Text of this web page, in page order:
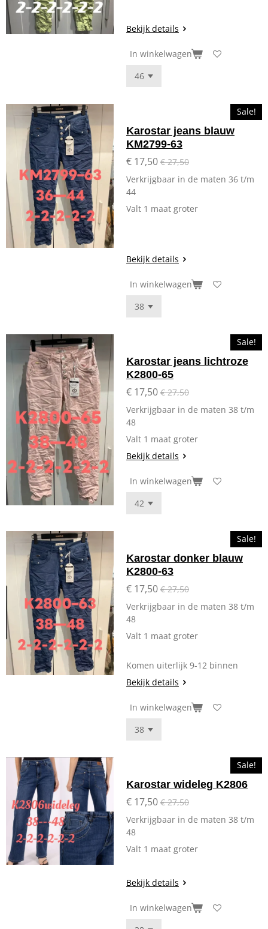
Bekijk details
In winkelwagen
Sale!
Karostar jeans blauw
KM2799-63
€ 17,50 € 27,50
Verkrijgbaar in de maten 36 t/m
44
Valt 1 maat groter
Bekijk details
In winkelwagen
Sale!
Karostar jeans lichtroze
K2800-65
€ 17,50 € 27,50
Verkrijgbaar in de maten 38 t/m
48
Valt 1 maat groter
Bekijk details
In winkelwagen
Sale!
Karostar donker blauw
K2800-63
€ 17,50 € 27,50
Verkrijgbaar in de maten 38 t/m
48
Valt 1 maat groter
Komen uiterlijk 9-12 binnen
Bekijk details
In winkelwagen
Sale!
Karostar wideleg K2806
€ 17,50 € 27,50
Verkrijgbaar in de maten 38 t/m
48
Valt 1 maat groter
Bekijk details
In winkelwagen